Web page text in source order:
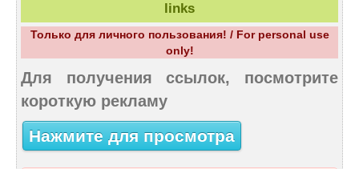
links
Только для личного пользования! / For personal use
only!
Для получения ссылок, посмотрите
короткую рекламу
Нажмите для просмотра